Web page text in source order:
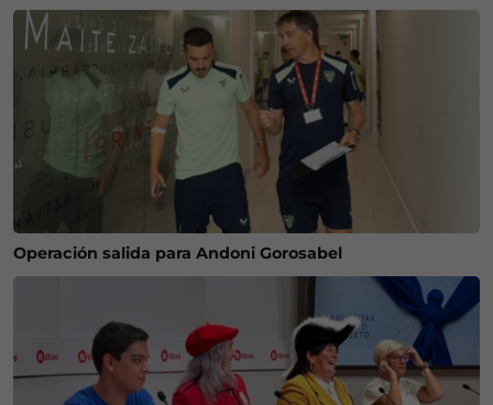
Operación salida para Andoni Gorosabel